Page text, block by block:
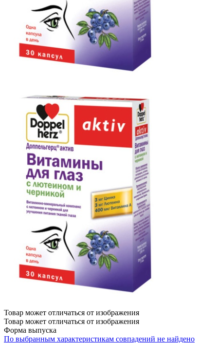
Товар может отличаться от изображения
Товар может отличаться от изображения
Форма выпуска
По выбранным характеристикам совпадений не найдено